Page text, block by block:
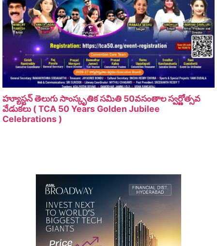
హ్యూస్టన్ తెలుగు సాంస్కృతిక సమితి 50వసంతాల స్వర్ణోత్సవ
వేడుకలు ( TCA 50 Years Golden Jubilee
Celebrations )